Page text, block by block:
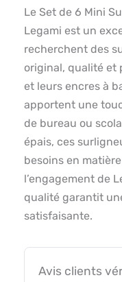
Le Set de 6 Mini
Legami est un
recherchent des
original, qualité et
et leurs encres à
apportent une
de bureau ou
épais, ces
besoins en
l’engagement de
qualité garantit
satisfaisante.
Avis clients